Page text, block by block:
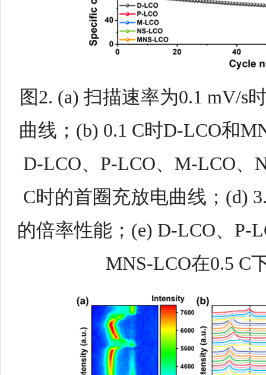
图 2. (a) 扫描速率为0.1 mV/s
曲线； (b) 0.1 C时D-LCO和
D-LCO、 P-LCO、 M-LCO、
C时的首圈充放电曲线； (d)
的倍率性能； (e) D-LCO、 P-
MNS-LCO在0.5 C